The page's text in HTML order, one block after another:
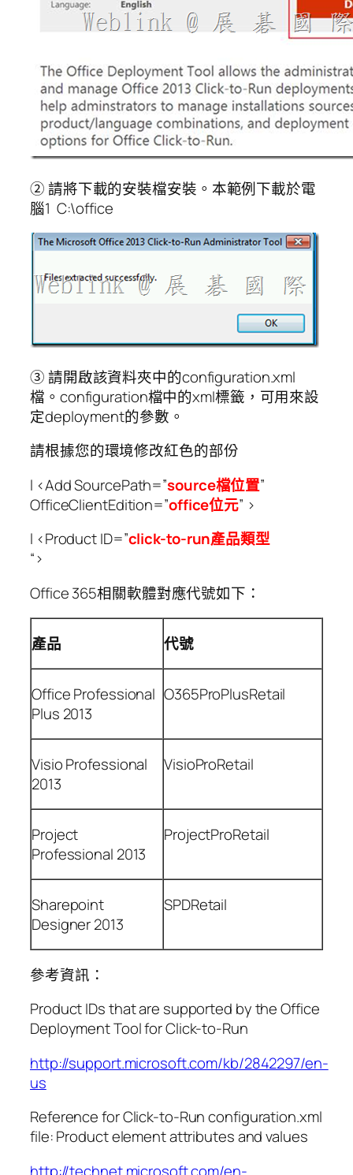
② 請將下載的安裝檔安裝。本範例下載於電
腦1 C:\office
③ 請開啟該資料夾中的configuration.xml
檔。configuration檔中的xml標籤，可用來設
定deployment的參數。
請根據您的環境修改紅色的部份
l <Add SourcePath=”source檔位置”
OfficeClientEdition=”office位元” >
l <Product ID=”click-to-run產品類型
“>
Office 365相關軟體對應代號如下：
產品 代號
Office Professional
Plus 2013
O365ProPlusRetail
Visio Professional
2013
VisioProRetail
Project
Professional 2013
ProjectProRetail
Sharepoint
Designer 2013
SPDRetail
參考資訊：
Product IDs that are supported by the Office
Deployment Tool for Click-to-Run
http://support.microsoft.com/kb/2842297/en-
us
Reference for Click-to-Run configuration.xml
file: Product element attributes and values